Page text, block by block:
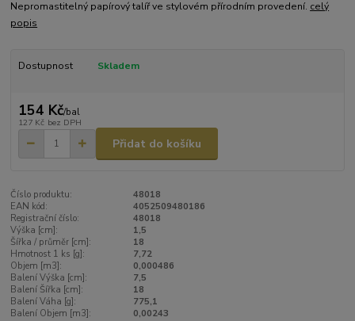
Nepromastitelný papírový talíř ve stylovém přírodním provedení. celý
popis
Dostupnost Skladem
154 Kč/bal
127 Kč bez DPH
Přidat do košíku
Číslo produktu:
48018
EAN kód:
4052509480186
Registrační číslo:
48018
Výška [cm]:
1,5
Šířka / průměr [cm]:
18
Hmotnost 1 ks [g]:
7,72
Objem [m3]:
0,000486
Balení Výška [cm]:
7,5
Balení Šířka [cm]:
18
Balení Váha [g]:
775,1
Balení Objem [m3]:
0,00243